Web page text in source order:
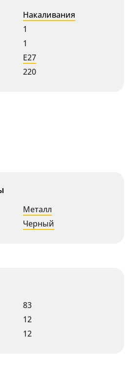
Накаливания
1
1
E27
220
Металл
Черный
83
12
12